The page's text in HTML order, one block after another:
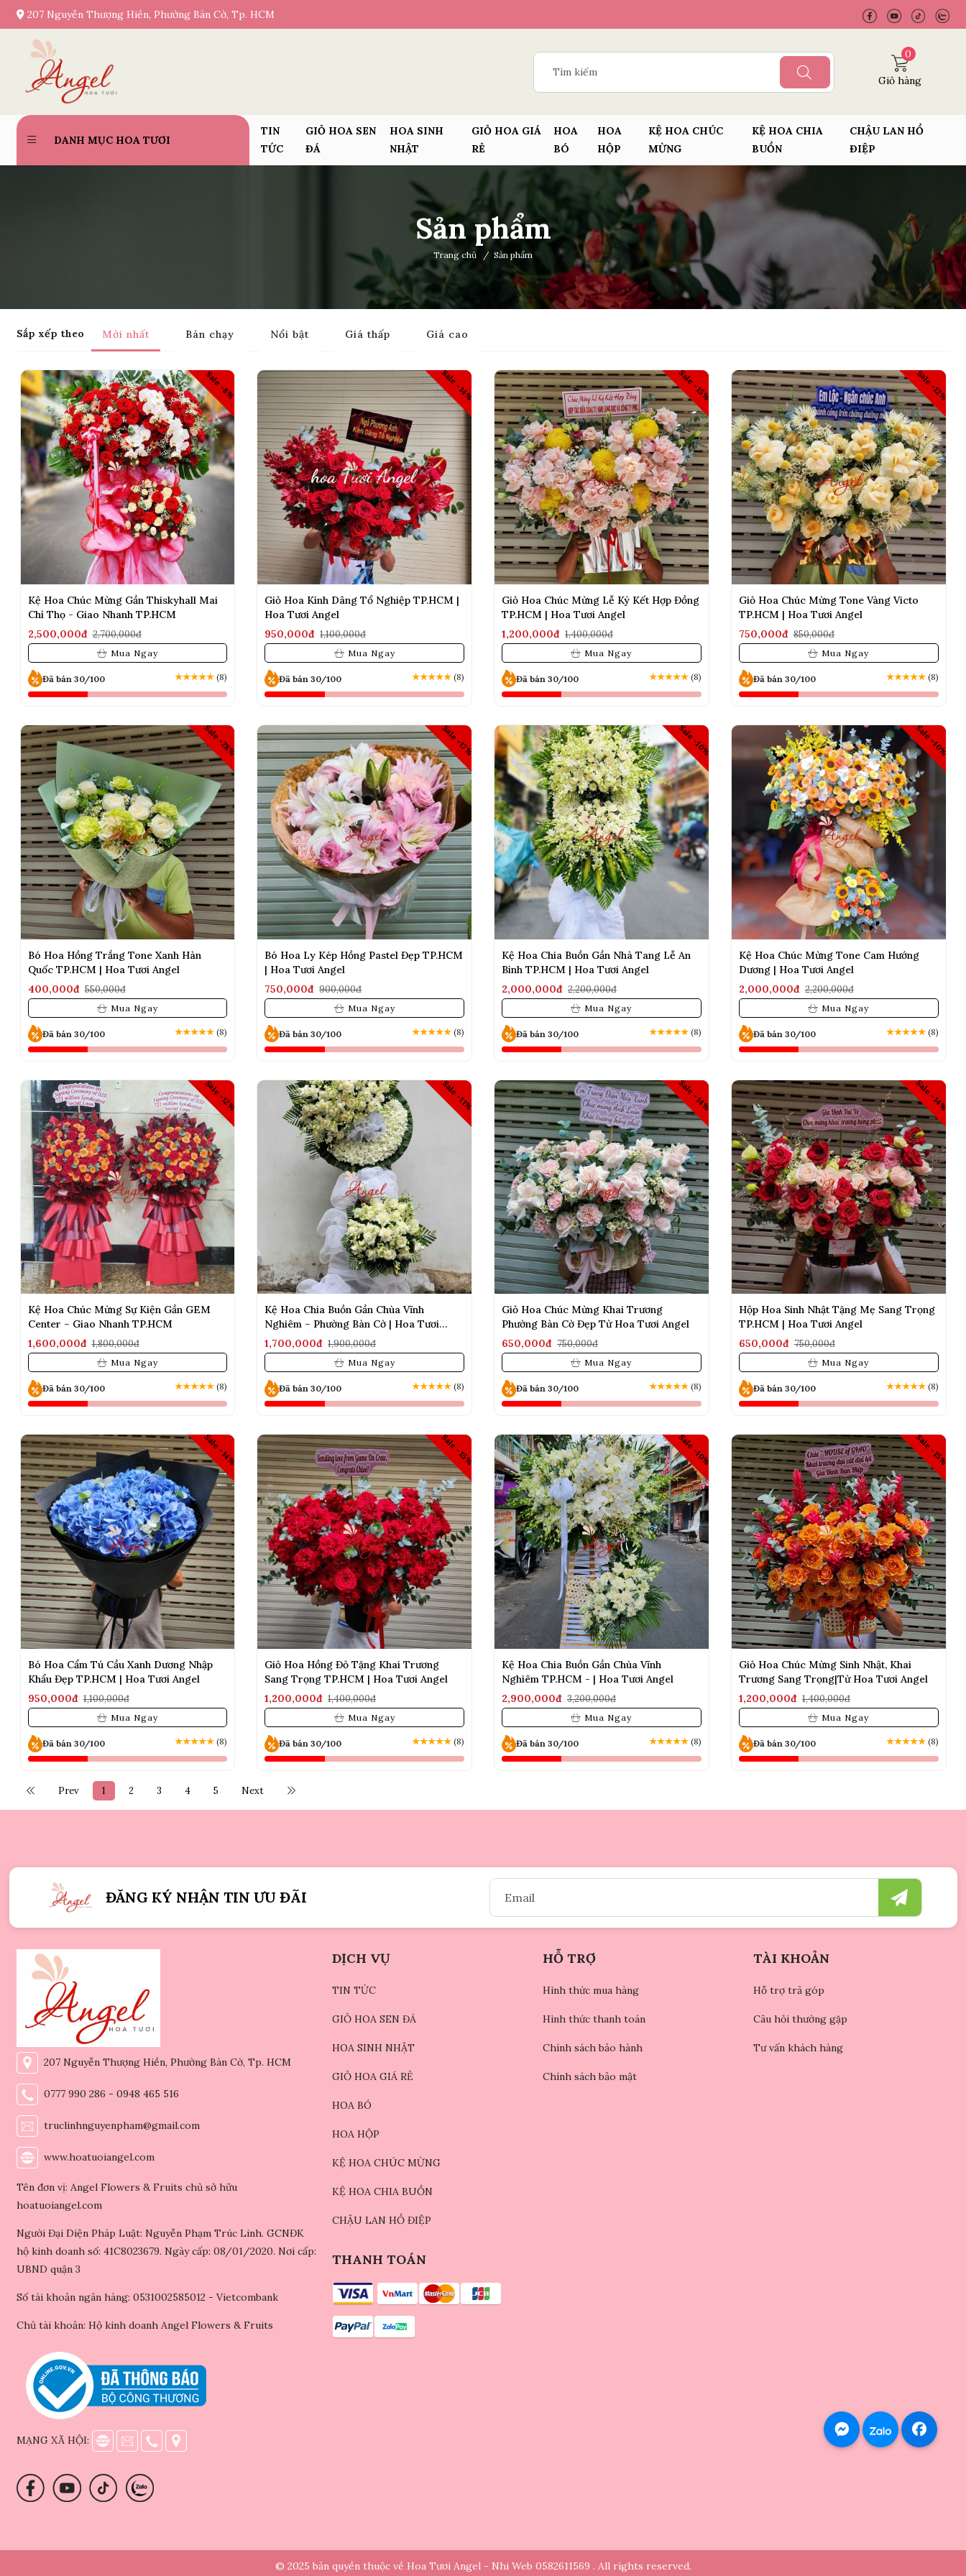
207 Nguyễn Thượng Hiền, Phường Bàn Cờ, Tp. HCM
0
Giỏ hàng
DANH MỤC HOA TƯƠI
TIN
TỨC
GIỎ HOA SEN
ĐÁ
HOA SINH
NHẬT
GIỎ HOA GIÁ
RẺ
HOA
BÓ
HOA
HỘP
KỆ HOA CHÚC
MỪNG
KỆ HOA CHIA
BUỒN
CHẬU LAN HỒ
ĐIỆP
Sản phẩm
Trang chủ / Sản phẩm
Sắp xếp theo Mới nhất Bán chạy Nổi bật Giá thấp Giá cao
Sale -8%
Kệ Hoa Chúc Mừng Gần Thiskyhall Mai
Chí Thọ - Giao Nhanh TP.HCM
2,500,000đ 2,700,000đ
Mua Ngay
Đã bán 30/100 ★★★★★ (8)
Sale -14%
Giỏ Hoa Kính Dâng Tổ Nghiệp TP.HCM |
Hoa Tươi Angel
950,000đ 1,100,000đ
Mua Ngay
Đã bán 30/100 ★★★★★ (8)
Sale -15%
Giỏ Hoa Chúc Mừng Lễ Ký Kết Hợp Đồng
TP.HCM | Hoa Tươi Angel
1,200,000đ 1,400,000đ
Mua Ngay
Đã bán 30/100 ★★★★★(8)
Sale -12%
Giỏ Hoa Chúc Mừng Tone Vàng Victo
TP.HCM | Hoa Tươi Angel
750,000đ 850,000đ
Mua Ngay
Đã bán 30/100 ★★★★★(8)
Sale -28%
Bó Hoa Hồng Trắng Tone Xanh Hàn
Quốc TP.HCM | Hoa Tươi Angel
400,000đ 550,000đ
Mua Ngay
Đã bán 30/100 ★★★★★ (8)
Sale -17%
Bó Hoa Ly Kép Hồng Pastel Đẹp TP.HCM
| Hoa Tươi Angel
750,000đ 900,000đ
Mua Ngay
Đã bán 30/100 ★★★★★ (8)
Sale -10%
Kệ Hoa Chia Buồn Gần Nhà Tang Lễ An
Bình TP.HCM | Hoa Tươi Angel
2,000,000đ 2,200,000đ
Mua Ngay
Đã bán 30/100 ★★★★★(8)
Sale -10%
Kệ Hoa Chúc Mừng Tone Cam Hướng
Dương | Hoa Tươi Angel
2,000,000đ 2,200,000đ
Mua Ngay
Đã bán 30/100 ★★★★★(8)
Sale -12%
Kệ Hoa Chúc Mừng Sự Kiện Gần GEM
Center – Giao Nhanh TP.HCM
1,600,000đ 1,800,000đ
Mua Ngay
Đã bán 30/100 ★★★★★ (8)
Sale -11%
Kệ Hoa Chia Buồn Gần Chùa Vĩnh
Nghiêm – Phường Bàn Cờ | Hoa Tươi
Angel
1,700,000đ 1,900,000đ
Mua Ngay
Đã bán 30/100 ★★★★★ (8)
Sale -14%
Giỏ Hoa Chúc Mừng Khai Trương
Phường Bàn Cờ Đẹp Từ Hoa Tươi Angel
650,000đ 750,000đ
Mua Ngay
Đã bán 30/100 ★★★★★(8)
Sale -14%
Hộp Hoa Sinh Nhật Tặng Mẹ Sang Trọng
TP.HCM | Hoa Tươi Angel
650,000đ 750,000đ
Mua Ngay
Đã bán 30/100 ★★★★★(8)
Sale -14%
Bó Hoa Cẩm Tú Cầu Xanh Dương Nhập
Khẩu Đẹp TP.HCM | Hoa Tươi Angel
950,000đ 1,100,000đ
Mua Ngay
Đã bán 30/100 ★★★★★ (8)
Sale -15%
Giỏ Hoa Hồng Đỏ Tặng Khai Trương
Sang Trọng TP.HCM | Hoa Tươi Angel
1,200,000đ 1,400,000đ
Mua Ngay
Đã bán 30/100 ★★★★★ (8)
Sale -10%
Kệ Hoa Chia Buồn Gần Chùa Vĩnh
Nghiêm TP.HCM - | Hoa Tươi Angel
2,900,000đ 3,200,000đ
Mua Ngay
Đã bán 30/100 ★★★★★(8)
Sale -15%
Giỏ Hoa Chúc Mừng Sinh Nhật, Khai
Trương Sang Trọng|Từ Hoa Tươi Angel
1,200,000đ 1,400,000đ
Mua Ngay
Đã bán 30/100 ★★★★★(8)
Prev 1 2 3 4 5 Next
ĐĂNG KÝ NHẬN TIN ƯU ĐÃI
207 Nguyễn Thượng Hiền, Phường Bàn Cờ, Tp. HCM
0777 990 286 - 0948 465 516
truclinhnguyenpham@gmail.com
www.hoatuoiangel.com
Tên đơn vị: Angel Flowers & Fruits chủ sở hữu
hoatuoiangel.com
Người Đại Diện Pháp Luật: Nguyễn Phạm Trúc Linh. GCNĐK
hộ kinh doanh số: 41C8023679. Ngày cấp: 08/01/2020. Nơi cấp:
UBND quận 3
Số tài khoản ngân hàng: 0531002585012 - Vietcombank
Chủ tài khoản: Hộ kinh doanh Angel Flowers & Fruits
MẠNG XÃ HỘI:
DỊCH VỤ
TIN TỨC
GIỎ HOA SEN ĐÁ
HOA SINH NHẬT
GIỎ HOA GIÁ RẺ
HOA BÓ
HOA HỘP
KỆ HOA CHÚC MỪNG
KỆ HOA CHIA BUỒN
CHẬU LAN HỒ ĐIỆP
HỖ TRỢ
Hình thức mua hàng
Hình thức thanh toán
Chính sách bảo hành
Chính sách bảo mật
TÀI KHOẢN
Hỗ trợ trả góp
Câu hỏi thường gặp
Tư vấn khách hàng
THANH TOÁN
© 2025 bản quyền thuộc về Hoa Tươi Angel - Nhi Web 0582611569 . All rights reserved.